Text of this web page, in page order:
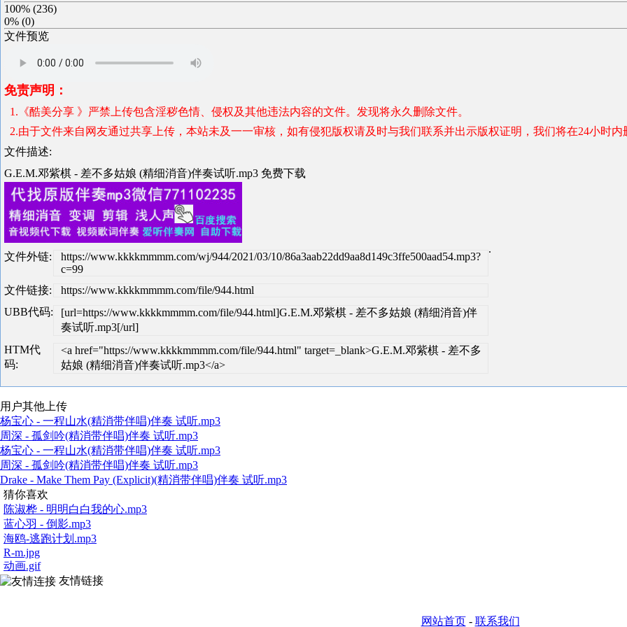
100% (236)
0% (0)
文件预览
免责声明：
1.《酷美分享 》严禁上传包含淫秽色情、侵权及其他违法内容的文件。发现将永久删除文件。
2.由于文件来自网友通过共享上传，本站未及一一审核，如有侵犯版权请及时与我们联系并出示版权证明，我们将在24小时内
文件描述:
G.E.M.邓紫棋 - 差不多姑娘 (精细消音)伴奏试听.mp3 免费下载
文件外链:
https://www.kkkkmmmm.com/wj/944/2021/03/10/86a3aab22dd9aa8d149c3ffe500aad54.mp3?
c=99
文件链接:
https://www.kkkkmmmm.com/file/944.html
UBB代码:
[url=https://www.kkkkmmmm.com/file/944.html]G.E.M.邓紫棋 - 差不多姑娘 (精细消音)伴
奏试听.mp3[/url]
HTM代
码:
<a href="https://www.kkkkmmmm.com/file/944.html" target=_blank>G.E.M.邓紫棋 - 差不多
姑娘 (精细消音)伴奏试听.mp3</a>
.
用户其他上传
杨宝心 - 一程山水(精消带伴唱)伴奏 试听.mp3
周深 - 孤剑吟(精消带伴唱)伴奏 试听.mp3
杨宝心 - 一程山水(精消带伴唱)伴奏 试听.mp3
周深 - 孤剑吟(精消带伴唱)伴奏 试听.mp3
Drake - Make Them Pay (Explicit)(精消带伴唱)伴奏 试听.mp3
猜你喜欢
陈淑桦 - 明明白白我的心.mp3
蓝心羽 - 倒影.mp3
海鸥-逃跑计划.mp3
R-m.jpg
动画.gif
友情链接
网站首页- 联系我们